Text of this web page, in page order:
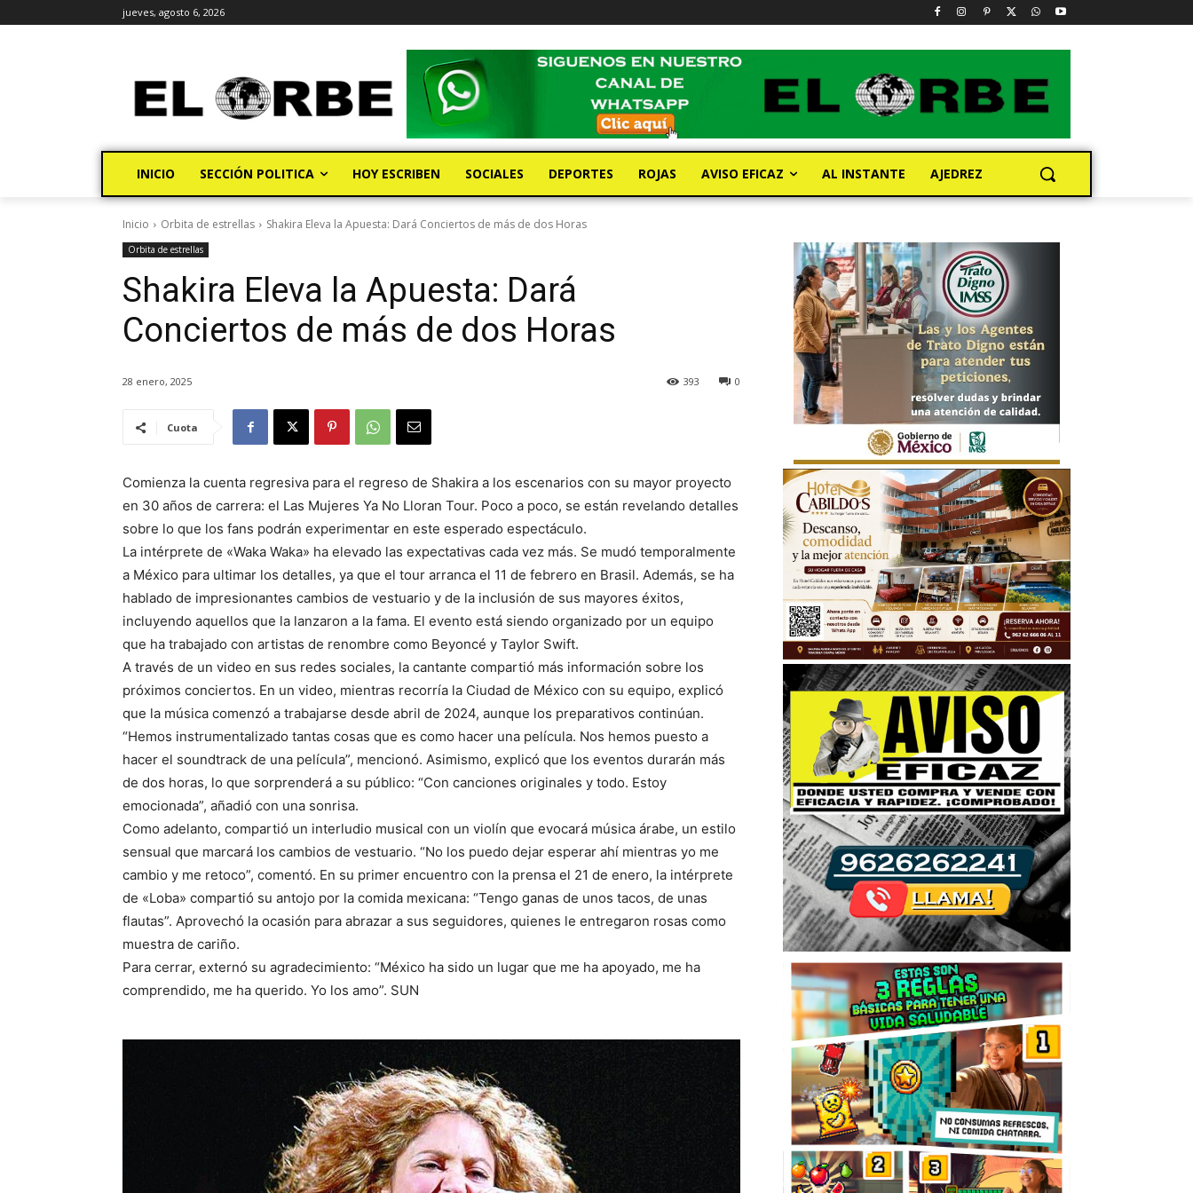
jueves, agosto 6, 2026
INICIO SECCIÓN POLITICA HOY ESCRIBEN SOCIALES DEPORTES ROJAS AVISO EFICAZ AL INSTANTE AJEDREZ
Inicio Orbita de estrellas Shakira Eleva la Apuesta: Dará Conciertos de más de dos Horas
Orbita de estrellas
Shakira Eleva la Apuesta: Dará
Conciertos de más de dos Horas
28 enero, 2025 0
393
Cuota
Comienza la cuenta regresiva para el regreso de Shakira a los escenarios con su mayor proyecto
en 30 años de carrera: el Las Mujeres Ya No Lloran Tour. Poco a poco, se están revelando detalles
sobre lo que los fans podrán experimentar en este esperado espectáculo.
La intérprete de «Waka Waka» ha elevado las expectativas cada vez más. Se mudó temporalmente
a México para ultimar los detalles, ya que el tour arranca el 11 de febrero en Brasil. Además, se ha
hablado de impresionantes cambios de vestuario y de la inclusión de sus mayores éxitos,
incluyendo aquellos que la lanzaron a la fama. El evento está siendo organizado por un equipo
que ha trabajado con artistas de renombre como Beyoncé y Taylor Swift.
A través de un video en sus redes sociales, la cantante compartió más información sobre los
próximos conciertos. En un video, mientras recorría la Ciudad de México con su equipo, explicó
que la música comenzó a trabajarse desde abril de 2024, aunque los preparativos continúan.
“Hemos instrumentalizado tantas cosas que es como hacer una película. Nos hemos puesto a
hacer el soundtrack de una película”, mencionó. Asimismo, explicó que los eventos durarán más
de dos horas, lo que sorprenderá a su público: “Con canciones originales y todo. Estoy
emocionada”, añadió con una sonrisa.
Como adelanto, compartió un interludio musical con un violín que evocará música árabe, un estilo
sensual que marcará los cambios de vestuario. “No los puedo dejar esperar ahí mientras yo me
cambio y me retoco”, comentó. En su primer encuentro con la prensa el 21 de enero, la intérprete
de «Loba» compartió su antojo por la comida mexicana: “Tengo ganas de unos tacos, de unas
flautas”. Aprovechó la ocasión para abrazar a sus seguidores, quienes le entregaron rosas como
muestra de cariño.
Para cerrar, externó su agradecimiento: “México ha sido un lugar que me ha apoyado, me ha
comprendido, me ha querido. Yo los amo”. SUN